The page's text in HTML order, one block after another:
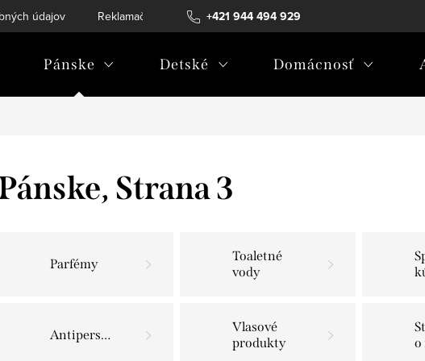
+421 944 494 929
údajov Reklamačný poriadok Reklamačný formulár
Pánske Detské Domácnosť
, Strana 3
Parfémy
Toaletné
vody
Antiperspiranty
Vlasové
produkty
o